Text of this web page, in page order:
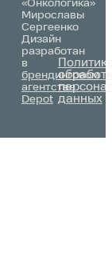
Дизайн
разработан
в
брендинговом
агентстве
Depot
«Онкологика»
Мирославы
Сергеенко
данных